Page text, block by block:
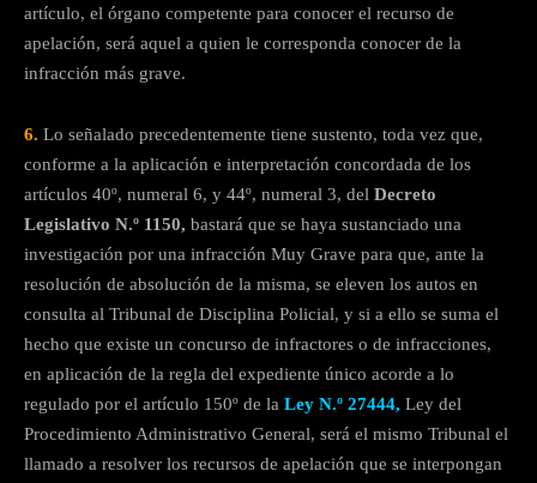
artículo, el órgano competente para conocer el recurso de
apelación, será aquel a quien le corresponda conocer de la
infracción más grave.
6. Lo señalado precedentemente tiene sustento, toda vez que,
conforme a la aplicación e interpretación concordada de los
artículos 40º, numeral 6, y 44º, numeral 3, del Decreto
Legislativo N.º 1150, bastará que se haya sustanciado una
investigación por una infracción Muy Grave para que, ante la
resolución de absolución de la misma, se eleven los autos en
consulta al Tribunal de Disciplina Policial, y si a ello se suma el
hecho que existe un concurso de infractores o de infracciones,
en aplicación de la regla del expediente único acorde a lo
regulado por el artículo 150º de la Ley N.º 27444, Ley del
Procedimiento Administrativo General, será el mismo Tribunal el
llamado a resolver los recursos de apelación que se interpongan